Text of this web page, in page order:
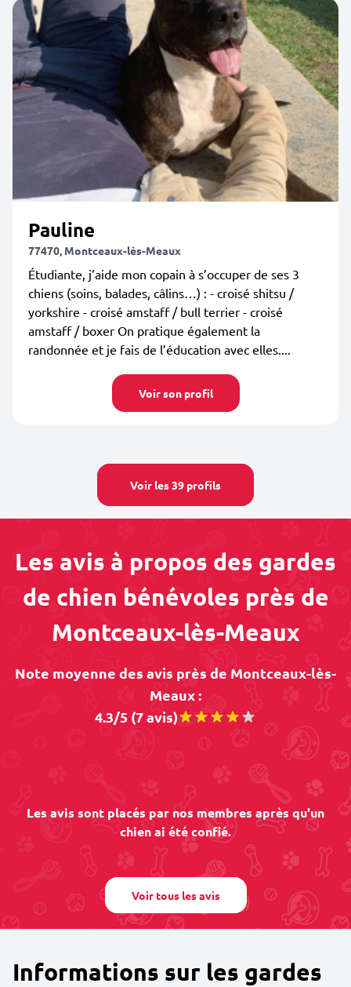
Pauline
77470, Montceaux-lès-Meaux
Étudiante, j’aide mon copain à s’occuper de ses 3
chiens (soins, balades, câlins…) : - croisé shitsu /
yorkshire - croisé amstaff / bull terrier - croisé
amstaff / boxer On pratique également la
randonnée et je fais de l’éducation avec elles....
Voir son profil
Voir les 39 profils
Les avis à propos des gardes
de chien bénévoles près de
Montceaux-lès-Meaux
Note moyenne des avis près de Montceaux-lès-
Meaux :
4.3/5 (7 avis)
Les avis sont placés par nos membres après qu'un
chien ai été confié.
Voir tous les avis
Informations sur les gardes